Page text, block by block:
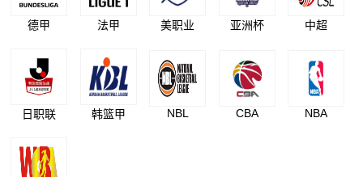
德甲 法甲 美职业 亚洲杯 中超
日职联 韩篮甲 NBL CBA NBA